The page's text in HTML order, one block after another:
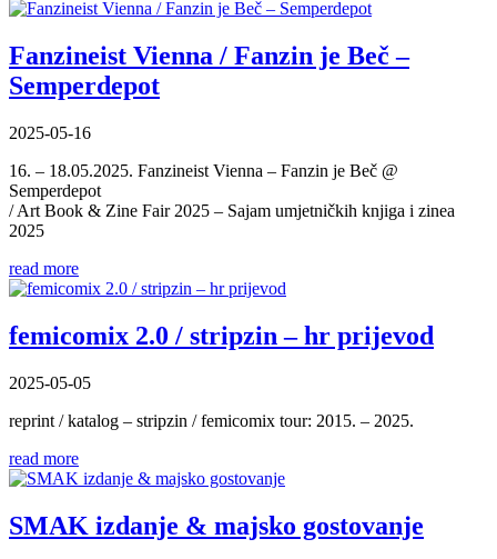
Fanzineist Vienna / Fanzin je Beč –
Semperdepot
2025-05-16
16. – 18.05.2025. Fanzineist Vienna – Fanzin je Beč @
Semperdepot
/ Art Book & Zine Fair 2025 – Sajam umjetničkih knjiga i zinea
2025
read more
femicomix 2.0 / stripzin – hr prijevod
2025-05-05
reprint / katalog – stripzin / femicomix tour: 2015. – 2025.
read more
SMAK izdanje & majsko gostovanje